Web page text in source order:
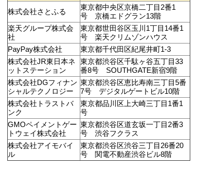
株式会社さとふる
東京都中央区京橋二丁目2番1
号 京橋エドグラン13階
楽天グループ株式会
社
東京都世田谷区玉川1丁目14番1
号 楽天クリムゾンハウス
PayPay株式会社
東京都千代田区紀尾井町1-3
株式会社JR東日本ネ
ットステーション
東京都渋谷区千駄ヶ谷五丁目33
番8号 SOUTHGATE新宿9階
株式会社DGフィナン
シャルテクノロジー
東京都渋谷区恵比寿南三丁目5番
7号 デジタルゲートビル10階
株式会社トラストバ
ンク
東京都品川区上大崎三丁目1番1
号
GMOペイメントゲー
トウェイ株式会社
東京都渋谷区道玄坂一丁目2番3
号 渋谷フクラス
株式会社アイモバイ
ル
東京都渋谷区渋谷三丁目26番20
号 関電不動産渋谷ビル8階